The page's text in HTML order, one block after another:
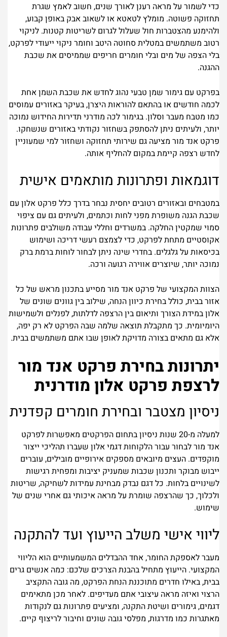
כדי לשמור על מראה רענן לאורך שנים, חשוב לאמץ שגרת
תחזוקה פשוטה. מומלץ לטאטא או לשאוב אבק באופן קבוע,
ולהימנע מהצטברות חול שעלול לגרום לשריטות קטנות. לניקוי
רטוב משתמשים במטלית סחוטה היטב וחומר ניקוי ייעודי לפרקט,
בלי הצפה של מים ובלי חומרים חריפים שממיסים את שכבת
ההגנה.
בפרקט עם גימור שמן טבעי נהוג לחדש את שכבת השמן אחת
לכמה חודשים או בהתאם להוראות היצרן, בעיקר באזורים עמוסים
כמו מטבח מעבר וסלון. בגימור לכה מודרני תדירות החידוש נמוכה
יותר, ולעיתים ניתן להסתפק בשחזור נקודתי באזורים שנשחקו.
פרקט אנד מור מציעה גם שירותי תחזוקה ושחזור למי שמעוניין
לחדש רצפה קיימת במקום להחליף אותה.
דוגמאות ופתרונות מותאמים אישית
במטבחים ובאזורים רטובים יחסית נבחר בדרך כלל פרקט אלון עם
שכבת הגנה משופרת מפני לחות וכתמים, ולעיתים גם עם ציפוי
סמוי שמקטין החלקה. במשרדים וחללי עבודה משולבים פתרונות
אקוסטיים מתחת לפרקט, כדי לצמצם רעשי דריכה ושימוש
בכיסאות על גלגלים. בחדרי שינה ניתן לבחור לוחות ברמת ברק
נמוכה יותר, שיוצרים אווירה רגועה ורכה.
הצוות המקצועי של פרקט אנד מור מסייע בתכנון מראש של כל
אזור בבית, כולל בחירת כיוון הנחה, שילוב בין גוונים שונים של
אלון במידת הצורך ותיאום בין הרצפה לדלתות, לפנלים ולשמישות
היומיומית. כך מתקבלת תוצאה שלמה שבה הפרקט לא רק יפה,
אלא גם מתאים בצורה מדויקת לאופן שבו אתם משתמשים בבית.
יתרונות בחירת פרקט אנד מור
לרצפת פרקט אלון מודרנית
ניסיון מצטבר ובחירת חומרים קפדנית
למעלה מ-20 שנות ניסיון בתחום הפרקטים מאפשרות לפרקט
אנד מור לבחור עבור הלקוחות דגמי אלון שעברו תהליכי ייצור
מוקפדים. העצים מיובאים מספקים אירופיים מובילים, עוברים
ייבוש מבוקר ותכנון שכבות שמעניק יציבות ומפחית רגישות
לשינויים בלחות. כל דגם נבדק מבחינת עמידות לשחיקה, שריטות
ולכלוך, כך שהרצפה שומרת על מראה איכותי גם אחרי שנים של
שימוש.
ליווי אישי משלב הייעוץ ועד להתקנה
מעבר לאספקת החומר, אחד ההבדלים המשמעותיים הוא הליווי
המקצועי. הייעוץ מתחיל בהבנת הצרכים שלכם: כמה אנשים גרים
בבית, באילו חדרים מתוכננת הנחת הפרקט, מה גובה התקציב
הרצוי ואיזה מראה עיצובי אתם מעדיפים. לאחר מכן מתאימים
דגמים, גימורים ושיטת התקנה, ומציעים פתרונות גם לנקודות
מאתגרות כמו מדרגות, מפלסי גובה שונים וחיבור לריצוף קיים.